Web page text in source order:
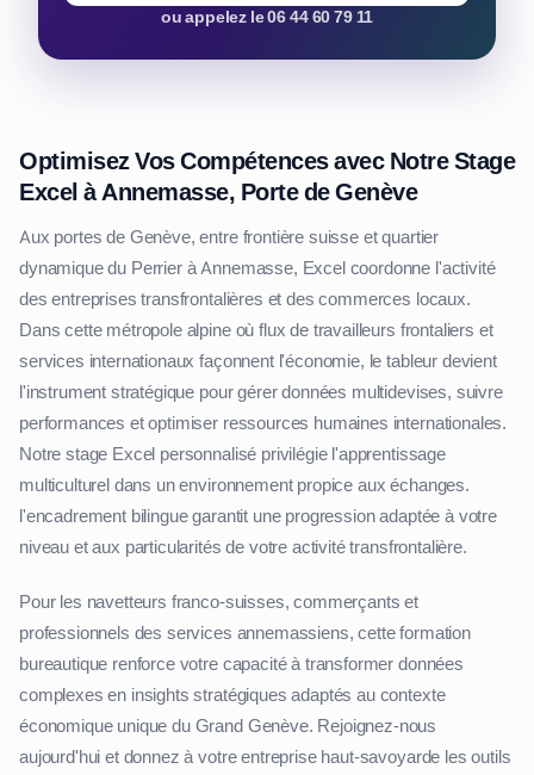
ou appelez le 06 44 60 79 11
Optimisez Vos Compétences avec Notre Stage
Excel à Annemasse, Porte de Genève
Aux portes de Genève, entre frontière suisse et quartier
dynamique du Perrier à Annemasse, Excel coordonne l'activité
des entreprises transfrontalières et des commerces locaux.
Dans cette métropole alpine où flux de travailleurs frontaliers et
services internationaux façonnent l'économie, le tableur devient
l'instrument stratégique pour gérer données multidevises, suivre
performances et optimiser ressources humaines internationales.
Notre stage Excel personnalisé privilégie l'apprentissage
multiculturel dans un environnement propice aux échanges.
l'encadrement bilingue garantit une progression adaptée à votre
niveau et aux particularités de votre activité transfrontalière.
Pour les navetteurs franco-suisses, commerçants et
professionnels des services annemassiens, cette formation
bureautique renforce votre capacité à transformer données
complexes en insights stratégiques adaptés au contexte
économique unique du Grand Genève. Rejoignez-nous
aujourd'hui et donnez à votre entreprise haut-savoyarde les outils